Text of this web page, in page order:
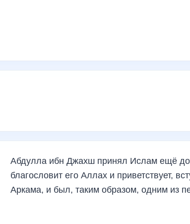
Абдулла ибн Джахш принял Ислам ещё до
благословит его Аллах и приветствует,
Аркама, и был, таким образом, одним из